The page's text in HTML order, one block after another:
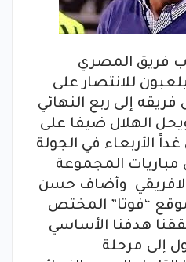
فريق المصري
للانتصار على
إلى ربع النهائي
الهلال ضيفا على
الأربعاء في الجولة
مباريات المجموعة
الافريقي وأضاف حسن
“فوتا” المختص
هدفنا الأساسي
إلى مرحلة